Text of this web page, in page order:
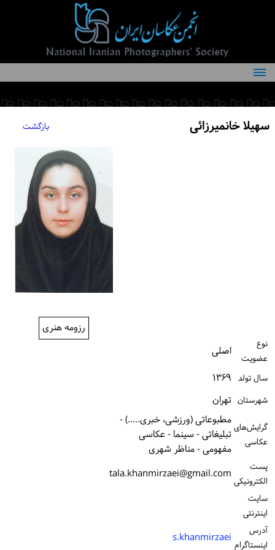
درباره انجمن
کمیته‌های انجمن
سهیلا خانمیرزائی بازگشت
رزومه هنری
نوع
عضویت
اصلی
سال تولد ۱۳۶۹
شهرستان تهران
گرایش‌های
عکاسی
مطبوعاتی (ورزشی، خبری.....) -
تبلیغاتی - سینما - عکاسی
مفهومی - مناظر شهری
پست
الكترونیكی tala.khanmirzaei@gmail.com
سایت
اینترنتی
آدرس
اینستاگرام s.khanmirzaei